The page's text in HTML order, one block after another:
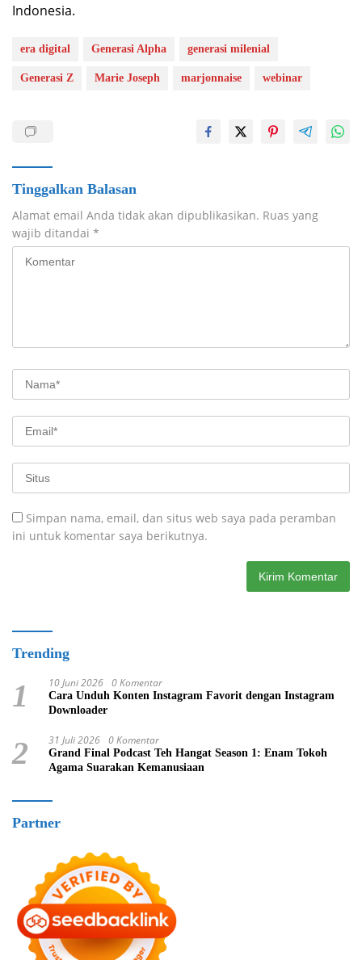
Indonesia.
era digital Generasi Alpha generasi milenial
Generasi Z Marie Joseph marjonnaise webinar
Tinggalkan Balasan
Alamat email Anda tidak akan dipublikasikan. Ruas yang
wajib ditandai *
Simpan nama, email, dan situs web saya pada peramban
ini untuk komentar saya berikutnya.
Trending
1 10 Juni 2026 0 Komentar
Cara Unduh Konten Instagram Favorit dengan Instagram
Downloader
2 31 Juli 2026 0 Komentar
Grand Final Podcast Teh Hangat Season 1: Enam Tokoh
Agama Suarakan Kemanusiaan
Partner